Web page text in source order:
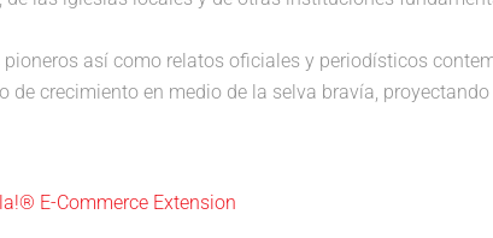
así como relatos oficiales y periodísticos
crecimiento en medio de la selva bravía,
E-Commerce Extension